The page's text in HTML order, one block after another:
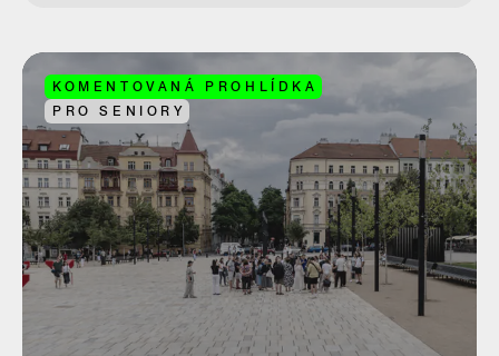
KOMENTOVANÁ PROHLÍDKA
PRO SENIORY